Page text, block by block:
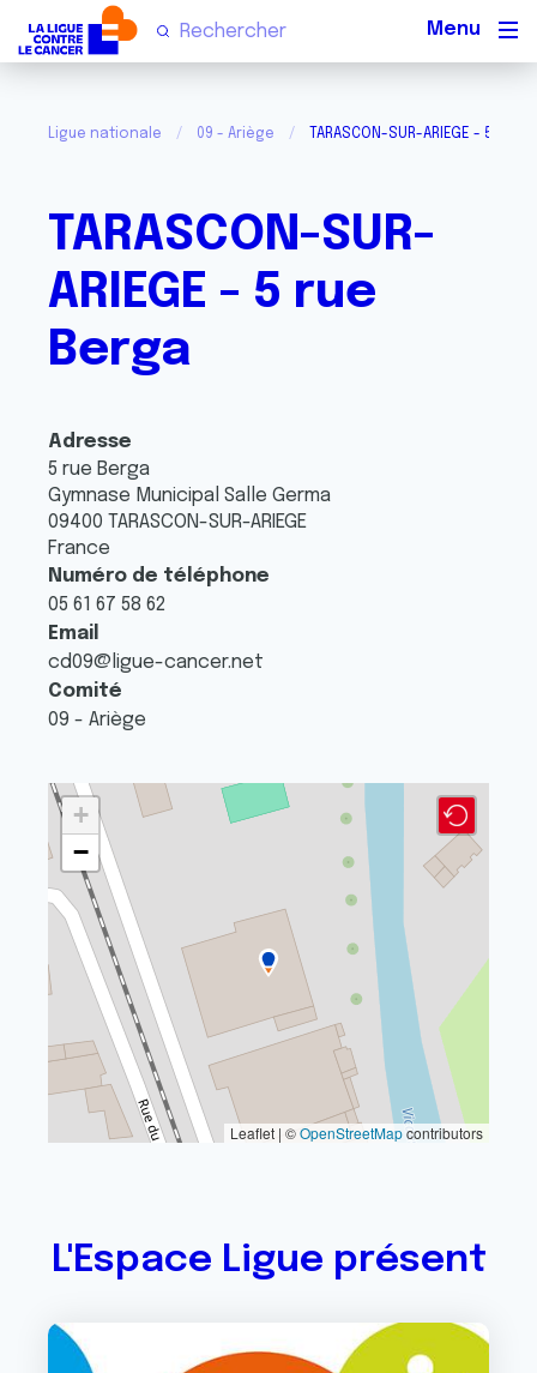
Ligue nationale 09 - Ariège TARASCON-SUR-ARIEGE - 5 rue
TARASCON-SUR-
ARIEGE - 5 rue
Berga
Adresse
5 rue Berga
Gymnase Municipal Salle Germa
09400 TARASCON-SUR-ARIEGE
France
Numéro de téléphone
05 61 67 58 62
Email
cd09@ligue-cancer.net
Comité
09 - Ariège
+
−
Leaflet | ©OpenStreetMapcontributors
L'Espace Ligue présent
Image